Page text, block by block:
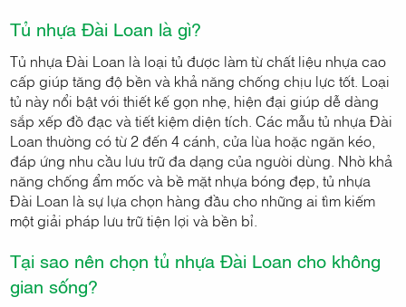
Tủ nhựa Đài Loan là gì?
Tủ nhựa Đài Loan là loại tủ được làm từ chất liệu nhựa cao
cấp giúp tăng độ bền và khả năng chống chịu lực tốt. Loại
tủ này nổi bật với thiết kế gọn nhẹ, hiện đại giúp dễ dàng
sắp xếp đồ đạc và tiết kiệm diện tích. Các mẫu tủ nhựa Đài
Loan thường có từ 2 đến 4 cánh, cửa lùa hoặc ngăn kéo,
đáp ứng nhu cầu lưu trữ đa dạng của người dùng. Nhờ khả
năng chống ẩm mốc và bề mặt nhựa bóng đẹp, tủ nhựa
Đài Loan là sự lựa chọn hàng đầu cho những ai tìm kiếm
một giải pháp lưu trữ tiện lợi và bền bỉ.
Tại sao nên chọn tủ nhựa Đài Loan cho không
gian sống?